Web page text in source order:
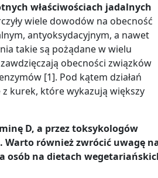
właściwościach jadalnych
wiele dowodów na obecność
antyoksydacyjnym, a nawet
takie są pożądane w wielu
obecności związków
[1]. Pod kątem działań
kurek, które wykazują większy
D, a przez toksykologów
Warto również zwrócić uwagę
osób na dietach